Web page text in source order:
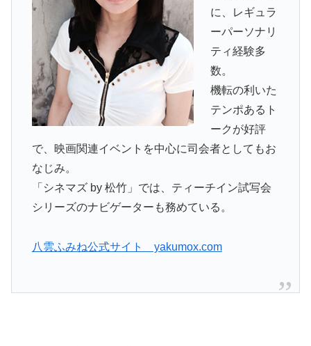
に、レギュラ
ーパーソナリ
ティ経験多
数。
機転の利いた
テンポあるト
ークが好評
で、映画関連イベントを中心に司会者としてもお
なじみ。
「シネマズ by 松竹」では、ティーチイン試写会
シリーズのナビゲーターも務めている。
八雲ふみね公式サイト yakumox.com